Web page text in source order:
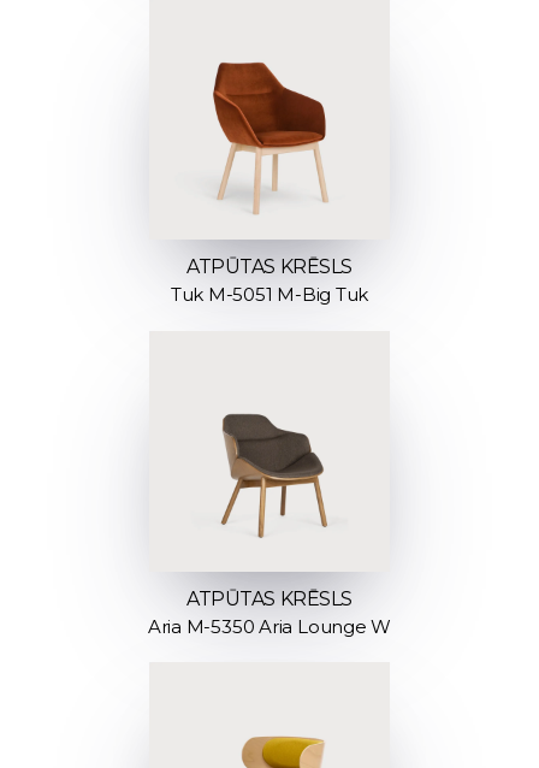
ATPŪTAS KRĒSLS
Tuk M-5051 M-Big Tuk
ATPŪTAS KRĒSLS
Aria M-5350 Aria Lounge W